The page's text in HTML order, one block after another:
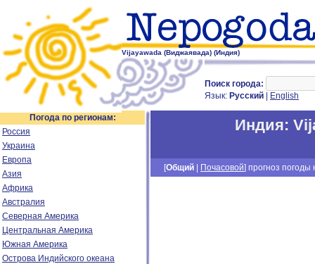
Vijayawada (Виджаявада) (Индия)
Поиск города:
Язык: Русский English
Погода по регионам:
Россия
Украина
Европа
Азия
Африка
Австралия
Северная Америка
Центральная Америка
Южная Америка
Острова Индийского океана
Индия:
[Общий Почасовой] прогноз погоды